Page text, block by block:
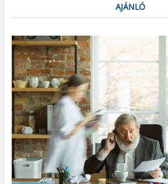
AJÁNLÓ